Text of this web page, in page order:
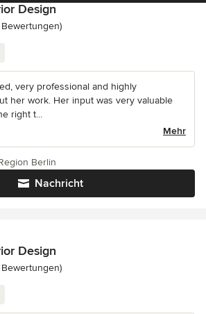
Design
5 von 5 Sternen
Bewertungen)
very professional and highly
her work. Her input was very valuable
right t...
Mehr
Nachricht
Berlin
Design
5 von 5 Sternen
Bewertungen)